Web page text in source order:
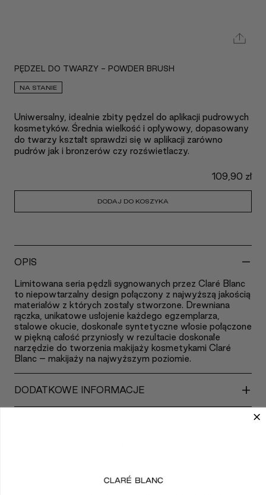
PĘDZEL DO TWARZY - POWDER BRUSH
NA STANIE
Uniwersalny, idealnie zbity pędzel do aplikacji pudrowych
kosmetyków. Średnia wielkość i opływowy, dopasowany
do twarzy kształt sprawdzi się w aplikacji zarówno
pudrów jak i bronzerów czy rozświetlaczy.
109,90 zł
DODAJ DO KOSZYKA
OPIS -
Limitowana seria pędzli sygnowanych przez Claré Blanc
to niepowtarzalny design połączony z najwyższą jakością
materiałów z których zostały stworzone. Drewniana
rączka, unikatowe usłojenie każdego egzemplarza,
stalowe okucie, doskonałe syntetyczne włosie połączone
w piękną całość przyniosły w rezultacie doskonałe
narzędzie do tworzenia makijaży kosmetykami Claré
Blanc – makijaży na najwyższym poziomie.
DODATKOWE INFORMACJE +